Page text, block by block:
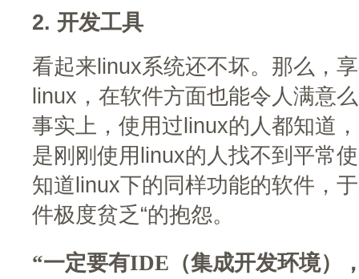
2. 开发工具
看起来linux系统还不坏。那么，
linux，在软件方面也能令人满意
事实上，使用过linux的人都知道
是刚刚使用linux的人找不到平常
知道linux下的同样功能的软件，
件极度贫乏“的抱怨。
“一定要有IDE（集成开发环境）